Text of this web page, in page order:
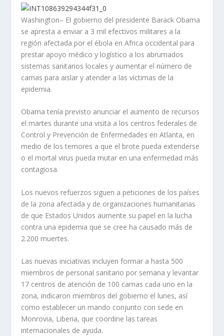
Washington– El gobierno del presidente Barack Obama
se apresta a enviar a 3 mil efectivos militares a la
región afectada por el ébola en Africa occidental para
prestar apoyo médico y logístico a los abrumados
sistemas sanitarios locales y aumentar el número de
camas para aislar y atender a las víctimas de la
epidemia.
Obama tenía previsto anunciar el aumento de recursos
el martes durante una visita a los centros federales de
Control y Prevención de Enfermedades en Atlanta, en
medio de los temores a que el brote pueda extenderse
o el mortal virus pueda mutar en una enfermedad más
contagiosa.
Los nuevos refuerzos siguen a peticiones de los países
de la zona afectada y de organizaciones humanitarias
de que Estados Unidos aumente su papel en la lucha
contra una epidemia que se cree ha causado más de
2.200 muertes.
Las nuevas iniciativas incluyen formar a hasta 500
miembros de personal sanitario por semana y levantar
17 centros de atención de 100 camas cada uno en la
zona, indicaron miembros del gobierno el lunes, así
como establecer un mando conjunto con sede en
Monrovia, Liberia, que coordine las tareas
internacionales de ayuda.